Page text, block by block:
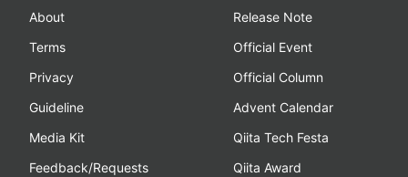
About
Terms
Privacy
Guideline
Media Kit
Feedback/Requests
Release Note
Official Event
Official Column
Advent Calendar
Qiita Tech Festa
Qiita Award